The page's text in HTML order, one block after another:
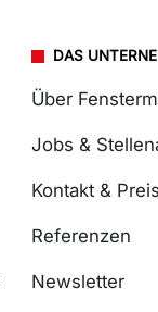
DAS
Über
Jobs &
Kontakt &
Referenzen
Newsletter